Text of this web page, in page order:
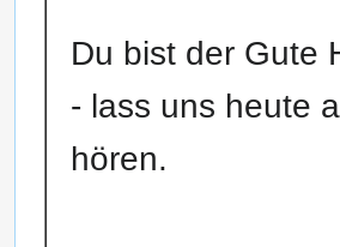
Du bist der Gute
- lass uns heute
hören.